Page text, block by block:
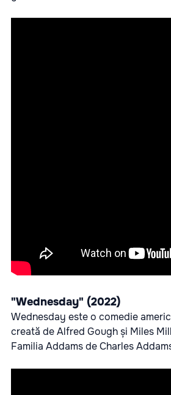
"Wednesday" (2022)
Wednesday este o comedie
creată de Alfred Gough și Miles
Familia Addams de Charles